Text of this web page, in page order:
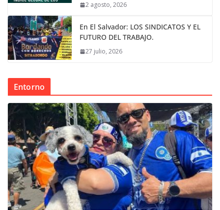
2 agosto, 2026
En El Salvador: LOS SINDICATOS Y EL
FUTURO DEL TRABAJO.
27 julio, 2026
Entorno